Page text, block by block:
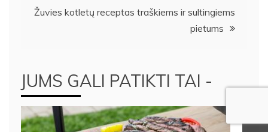
įrašų
Žuvies kotletų receptas traškiems ir sultingiems
pietums
JUMS GALI PATIKTI TAI -